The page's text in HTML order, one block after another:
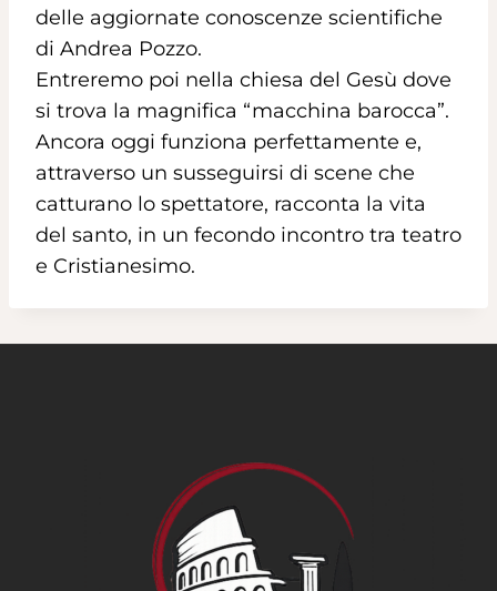
delle aggiornate conoscenze scientifiche
di Andrea Pozzo.
Entreremo poi nella chiesa del Gesù dove
si trova la magnifica “macchina barocca”.
Ancora oggi funziona perfettamente e,
attraverso un susseguirsi di scene che
catturano lo spettatore, racconta la vita
del santo, in un fecondo incontro tra teatro
e Cristianesimo.